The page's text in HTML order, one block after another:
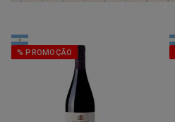
% PROMOÇÃO